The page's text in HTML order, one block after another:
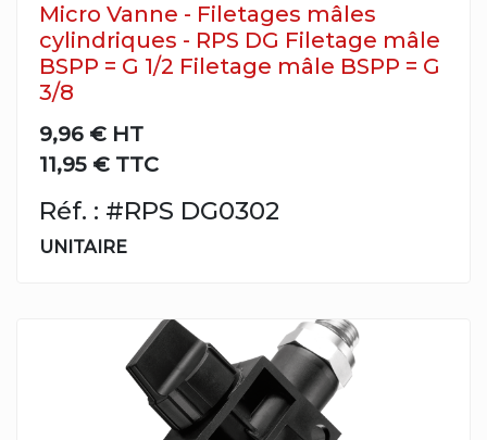
Micro Vanne - Filetages mâles
cylindriques - RPS DG Filetage mâle
BSPP = G 1/2 Filetage mâle BSPP = G
3/8
9,96 € HT
11,95 € TTC
Réf. : #RPS DG0302
UNITAIRE